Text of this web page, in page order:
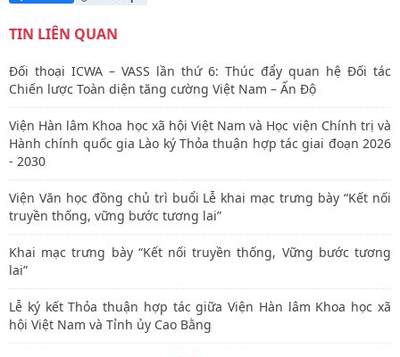
TIN LIÊN QUAN
Đối thoại ICWA – VASS lần thứ 6: Thúc đẩy quan hệ Đối tác
Chiến lược Toàn diện tăng cường Việt Nam – Ấn Độ
Viện Hàn lâm Khoa học xã hội Việt Nam và Học viện Chính trị và
Hành chính quốc gia Lào ký Thỏa thuận hợp tác giai đoạn 2026
- 2030
Viện Văn học đồng chủ trì buổi Lễ khai mạc trưng bày “Kết nối
truyền thống, vững bước tương lai”
Khai mạc trưng bày “Kết nối truyền thống, Vững bước tương
lai”
Lễ ký kết Thỏa thuận hợp tác giữa Viện Hàn lâm Khoa học xã
hội Việt Nam và Tỉnh ủy Cao Bằng